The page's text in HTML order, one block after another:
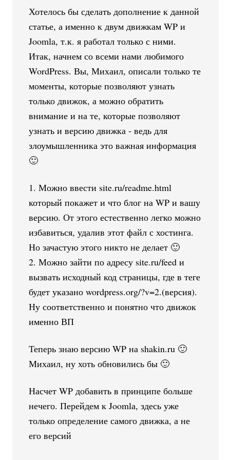
Хотелось бы сделать дополнение к данной
статье, а именно к двум движкам WP и
Joomla, т.к. я работал только с ними.
Итак, начнем со всеми нами любимого
WordPress. Вы, Михаил, описали только те
моменты, которые позволяют узнать
только движок, а можно обратить
внимание и на те, которые позволяют
узнать и версию движка - ведь для
злоумышленника это важная информация
🙂
1. Можно ввести site.ru/readme.html
который покажет и что блог на WP и вашу
версию. От этого естественно легко можно
избавиться, удалив этот файл с хостинга.
Но зачастую этого никто не делает 🙂
2. Можно зайти по адресу site.ru/feed и
вызвать исходный код страницы, где в теге
будет указано wordpress.org/?v=2.(версия).
Ну соответственно и понятно что движок
именно ВП
Теперь знаю версию WP на shakin.ru 🙂
Михаил, ну хоть обновились бы 🙂
Насчет WP добавить в принципе больше
нечего. Перейдем к Joomlа, здесь уже
только определение самого движка, а не
его версий